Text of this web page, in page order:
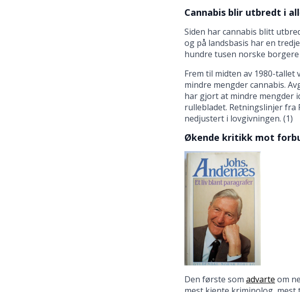
Cannabis blir utbredt i
Siden har cannabis blitt
og på landsbasis har en
hundre tusen norske
Frem til midten av 1980-
mindre mengder cannabis.
har gjort at mindre mengder
rullebladet. Retningslinjer fra
nedjustert i lovgivningen. (1)
Økende kritikk mot
Den første som advarte om